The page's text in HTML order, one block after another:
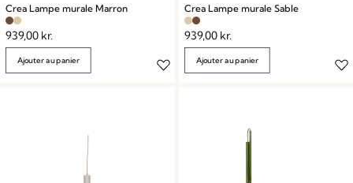
Crea Lampe murale Marron
939,00 kr.
Ajouter au panier
Crea Lampe murale Sable
939,00 kr.
Ajouter au panier